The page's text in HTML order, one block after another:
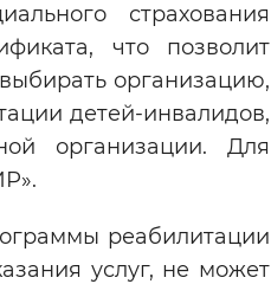
страхования
что позволит
организацию,
детей-инвалидов,
организации. Для
реабилитации
услуг, не может